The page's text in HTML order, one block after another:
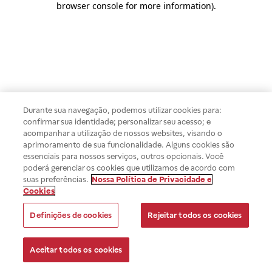
browser console for more information).
Durante sua navegação, podemos utilizar cookies para:
confirmar sua identidade; personalizar seu acesso; e
acompanhar a utilização de nossos websites, visando o
aprimoramento de sua funcionalidade. Alguns cookies são
essenciais para nossos serviços, outros opcionais. Você
poderá gerenciar os cookies que utilizamos de acordo com
suas preferências. Nossa Política de Privacidade e
Cookies
Definições de cookies Rejeitar todos os cookies
Aceitar todos os cookies